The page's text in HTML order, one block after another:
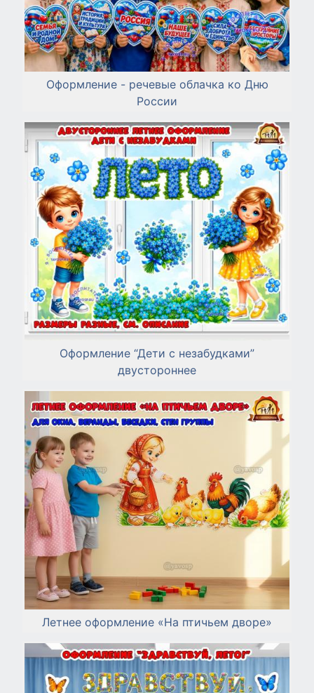
Оформление - речевые облачка ко Дню
России
Оформление “Дети с незабудками”
двустороннее
Летнее оформление «На птичьем дворе»